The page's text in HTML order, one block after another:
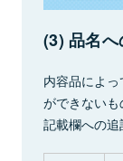
(3) 品名
内容品によ
ができない
記載欄への追